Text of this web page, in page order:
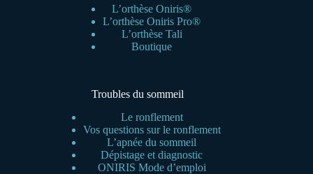
L’orthèse Oniris®
L’orthèse Oniris Pro®
L’orthèse Tali
Boutique
Troubles du sommeil
Le ronflement
Vos questions sur le ronflement
L’apnée du sommeil
Dépistage et diagnostic
ONIRIS Mode d’emploi